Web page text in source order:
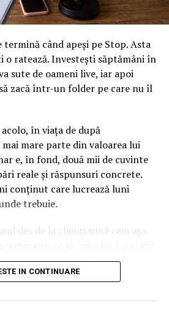
termină când apeși pe Stop. Asta
o ratează. Investești săptămâni în
sute de oameni live, iar apoi
zacă într-un folder pe care nu îl
în viața de după
mare parte din valoarea lui
e, în fond, două mii de cuvinte
reale și răspunsuri concrete.
conținut care lucrează luni
trebuie.
des de la clienți sună cam așa.
uri pe moment? Răspunsul
dar nu în felul în care
IN CONTINUARE